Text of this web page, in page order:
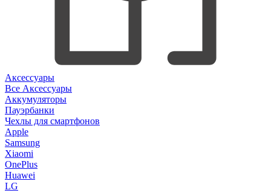
Аксессуары
Все Аксессуары
Аккумуляторы
Пауэрбанки
Чехлы для смартфонов
Apple
Samsung
Xiaomi
OnePlus
Huawei
LG